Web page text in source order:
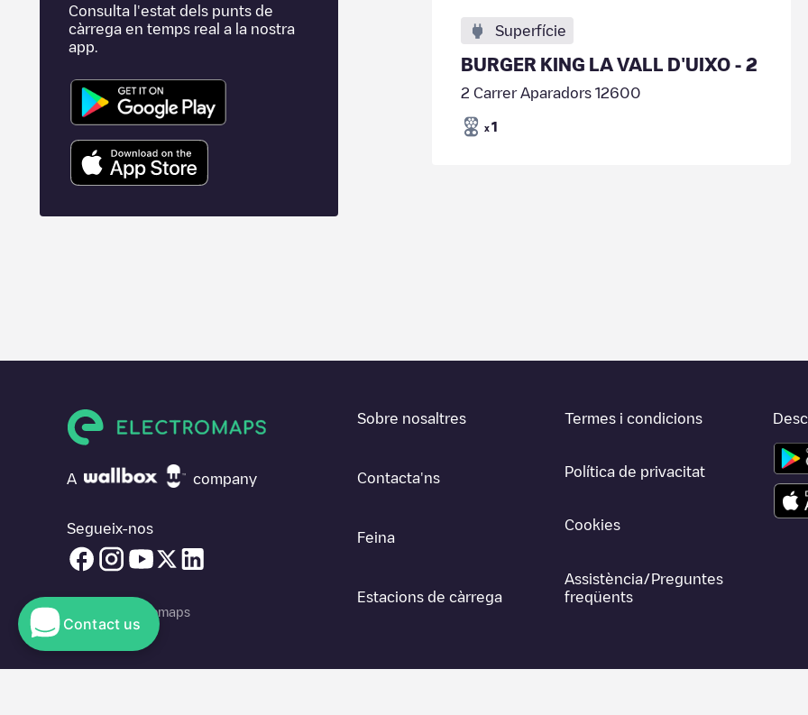
Consulta l'estat dels punts de
càrrega en temps real a la nostra
app.
Superfície
BURGER KING LA VALL D'UIXO - 2
2 Carrer Aparadors 12600
x 1
A company
Segueix-nos
© 2026 Electromaps
Sobre nosaltres
Contacta'ns
Feina
Estacions de càrrega
Termes i condicions
Política de privacitat
Cookies
Assistència/Preguntes
freqüents
Contact us